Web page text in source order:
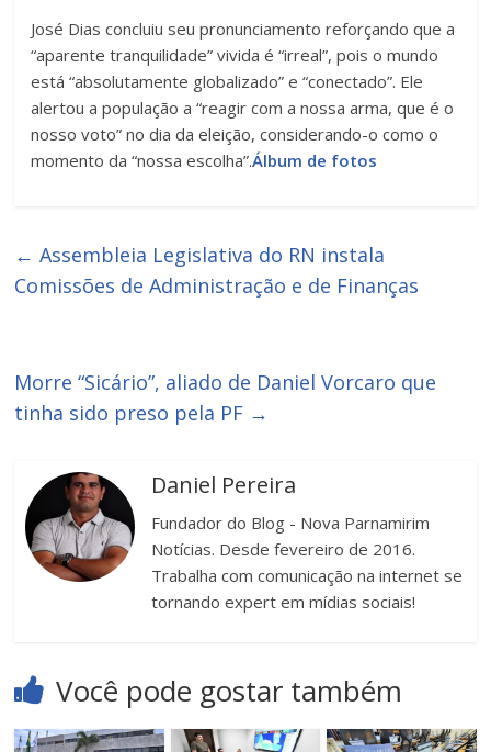
José Dias concluiu seu pronunciamento reforçando que a
“aparente tranquilidade” vivida é “irreal”, pois o mundo
está “absolutamente globalizado” e “conectado”. Ele
alertou a população a “reagir com a nossa arma, que é o
nosso voto” no dia da eleição, considerando-o como o
momento da “nossa escolha”.Álbum de fotos
← Assembleia Legislativa do RN instala
Comissões de Administração e de Finanças
Morre “Sicário”, aliado de Daniel Vorcaro que
tinha sido preso pela PF →
Daniel Pereira
Fundador do Blog - Nova Parnamirim
Notícias. Desde fevereiro de 2016.
Trabalha com comunicação na internet se
tornando expert em mídias sociais!
Você pode gostar também